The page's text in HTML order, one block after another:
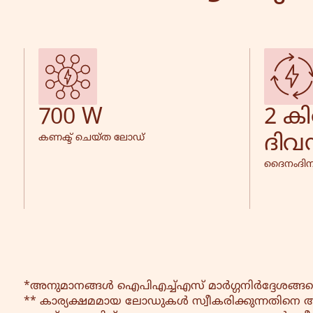
700 W
കണക്ട് ചെയ്ത ലോഡ്
2
*അനുമാനങ്ങൾ ഐപിഎച്ച്എസ്
** കാര്യക്ഷമമായ ലോഡുകൾ